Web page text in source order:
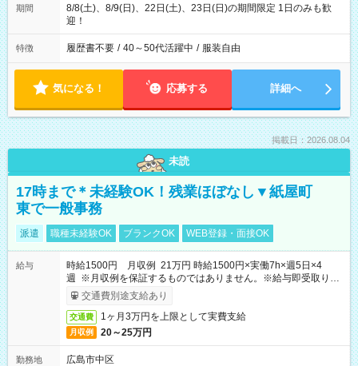
期間
8/8(土)、8/9(日)、22日(土)、23日(日)の期間限定 1日のみも歓
迎！
特徴 履歴書不要 / 40～50代活躍中 / 服装自由
気になる！ 応募する 詳細へ
掲載日：2026.08.04
未読
17時まで＊未経験OK！残業ほぼなし▼紙屋町
東で一般事務
派遣 職種未経験OK ブランクOK WEB登録・面接OK
給与
時給1500円 月収例 21万円 時給1500円×実働7h×週5日×4
週 ※月収例を保証するものではありません。※給与即受取りサ
ービス利用可（利用条件有）
交通費別途支給あり
交通費 1ヶ月3万円を上限として実費支給
月収例 20～25万円
勤務地
広島市中区